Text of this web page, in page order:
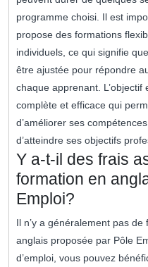
programme choisi. Il est
propose des formations
individuels, ce qui signifie
être ajustée pour répondre
chaque apprenant.
complète et efficace qui
d’améliorer ses
d’atteindre ses objectifs
Y a-t-il des frais
formation en
Emploi?
Il n’y a généralement pas
anglais proposée par Pôle
d’emploi, vous pouvez